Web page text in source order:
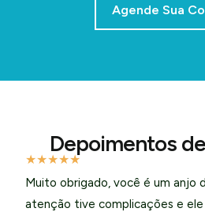
Agende Sua
Depoimentos
★★★★★
Muito obrigado, você é um anjo
atenção tive complicações e